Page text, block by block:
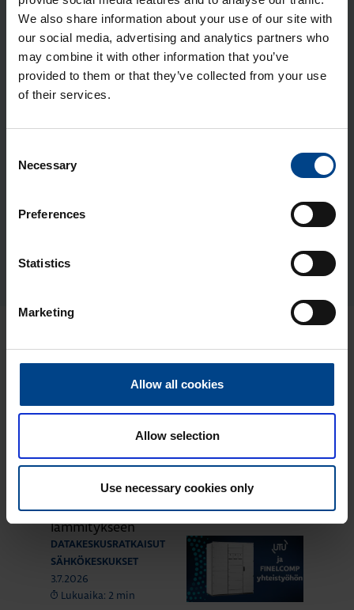
We also share information about your use of our site with
our social media, advertising and analytics partners who
may combine it with other information that you’ve
provided to them or that they’ve collected from your use
of their services.
Selection
Necessary
Preferences
Statistics
Marketing
Allow all cookies
Allow selection
Use necessary cookies only
UTU­MaX 3v32A> 2xT2 PR 11 kW ja 2x­
su­ko VVJS+DC 6mA IP44 IK10 MID-
kWh OT
Tuotekoodi: M16-2TH-N1
Liittyvät tuotteet
Ja­lus­ta Ahma JAL1800, maa-asen­
Uusimmat artikkelit aiheesta
SÄHKÖKESKUKSET
Uusi UTUBoX –
moderni piharasia
auton
lämmitykseen
DATAKESKUSRATKAISUT
SÄHKÖKESKUKSET
3.7.2026
Lukuaika: 2 min